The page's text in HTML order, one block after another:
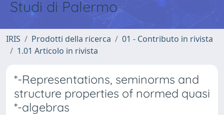
Studi di Palermo
IRIS Prodotti della ricerca
01 - Contributo in rivista
1.01 Articolo in rivista
*-Representations, seminorms and
structure properties of normed quasi
*-algebras